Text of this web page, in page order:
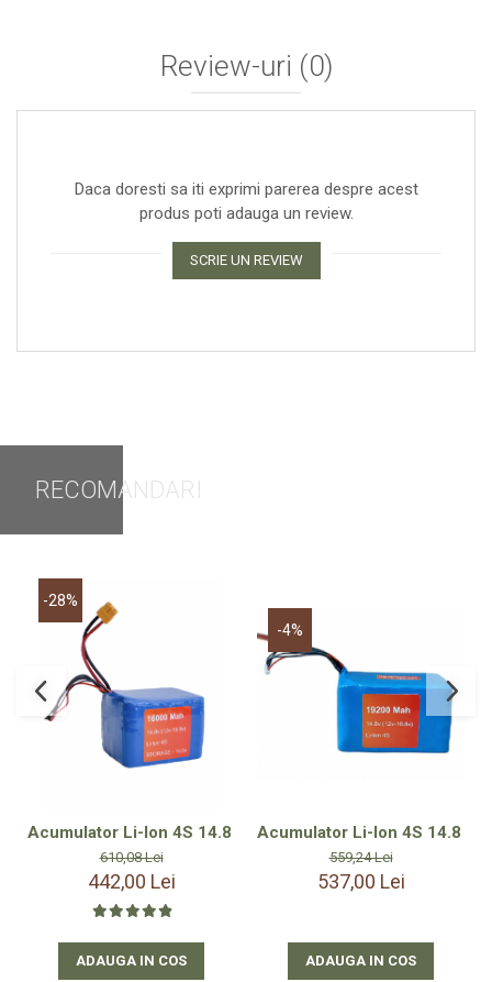
Review-uri (0)
Daca doresti sa iti exprimi parerea despre acest
produs poti adauga un review.
SCRIE UN REVIEW
RECOMANDARI
-28%
Acumulator Li-Ion 4S 14.8 V 16000 mAh – Ideal pentru
610,08 Lei
442,00 Lei
ADAUGA IN COS
-4%
Acumulator Li-Ion 4S 14.8 V
559,24 Lei
537,00 Lei
ADAUGA IN COS